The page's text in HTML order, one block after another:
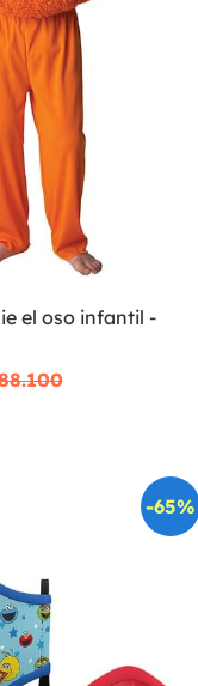
el oso infantil -
-65%